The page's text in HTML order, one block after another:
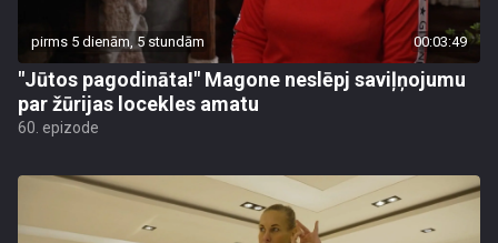
pirms 5 dienām, 5 stundām 00:03:49
"Jūtos pagodināta!" Magone neslēpj saviļņojumu
par žūrijas locekles amatu
60. epizode